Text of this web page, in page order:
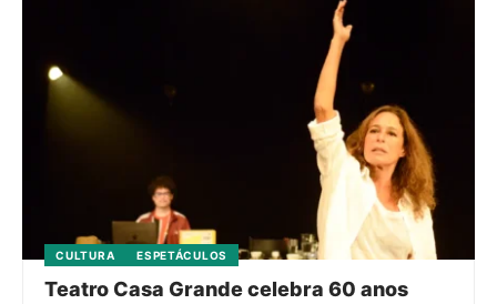
CULTURA ESPETÁCULOS
Teatro Casa Grande celebra 60 anos